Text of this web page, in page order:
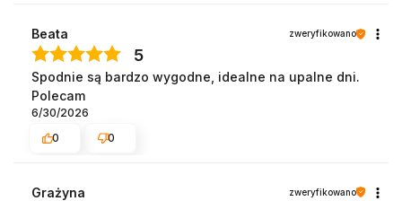
Beata zweryfikowano
5
Spodnie są bardzo wygodne, idealne na upalne dni.
Polecam
6/30/2026
0
0
Grażyna zweryfikowano